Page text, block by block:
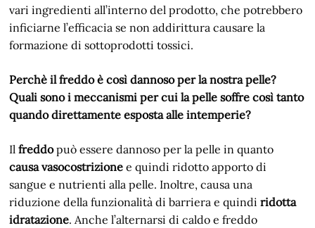
vari ingredienti all’interno del prodotto, che potrebbero
inficiarne l’efficacia se non addirittura causare la
formazione di sottoprodotti tossici.
Perchè il freddo è così dannoso per la nostra pelle?
Quali sono i meccanismi per cui la pelle soffre così tanto
quando direttamente esposta alle intemperie?
Ilfreddopuò essere dannoso per la pelle in quanto
causa vasocostrizione e quindi ridotto apporto di
sangue e nutrienti alla pelle. Inoltre, causa una
riduzione della funzionalità di barriera e quindiridotta
idratazione. Anche l’alternarsi di caldo e freddo